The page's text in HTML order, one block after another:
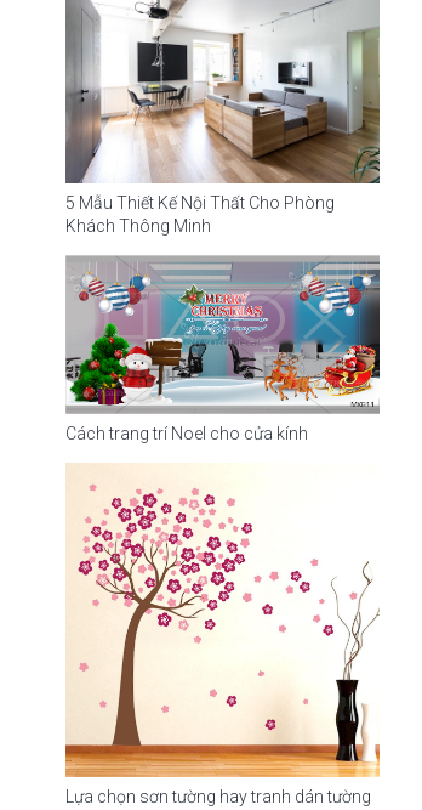
5 Mẫu Thiết Kế Nội Thất Cho Phòng
Khách Thông Minh
Cách trang trí Noel cho cửa kính
Lựa chọn sơn tường hay tranh dán tường